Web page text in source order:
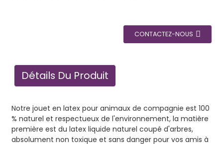
CONTACTEZ-NOUS
Détails Du Produit
Notre jouet en latex pour animaux de compagnie est 100
% naturel et respectueux de l'environnement, la matière
première est du latex liquide naturel coupé d'arbres,
absolument non toxique et sans danger pour vos amis à